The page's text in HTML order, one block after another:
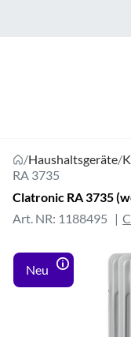
/Haushaltsgeräte/
RA 3735
Clatronic RA 3735
Art. NR: 1188495
Neu